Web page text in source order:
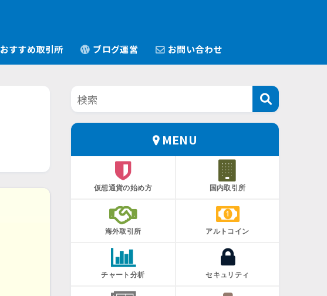
おすすめ取引所 ブログ運営 お問い合わせ
MENU
仮想通貨の始め方 国内取引所
海外取引所 アルトコイン
チャート分析 セキュリティ